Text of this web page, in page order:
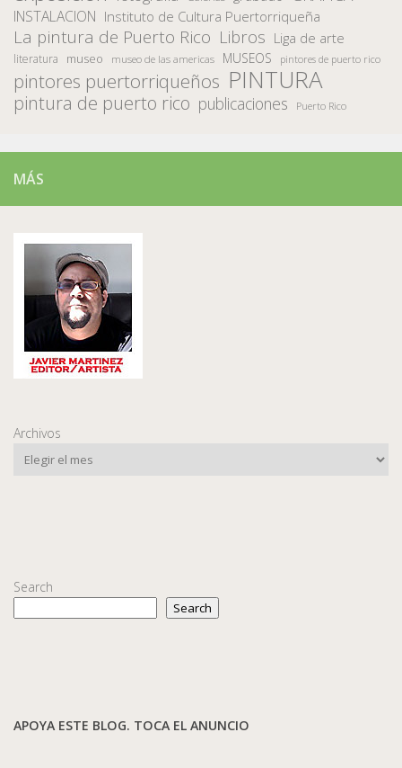
INSTALACION Instituto de Cultura Puertorriqueña
La pintura de Puerto Rico Libros Liga de arte
literatura museo museo de las americas MUSEOS pintores de puerto rico
pintores puertorriqueños PINTURA
pintura de puerto rico publicaciones Puerto Rico
MÁS
Archivos
Search
Search
APOYA ESTE BLOG. TOCA EL ANUNCIO